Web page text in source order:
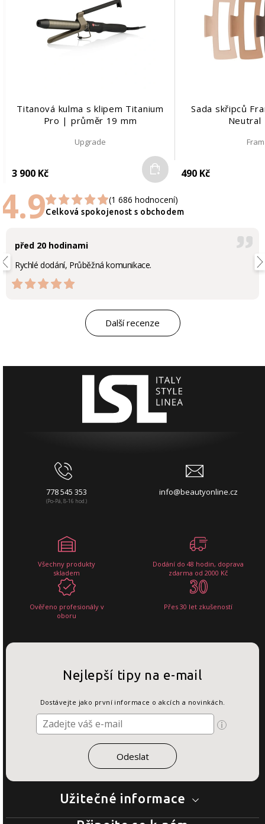
Titanová kulma s klipem Titanium
Pro | průměr 19 mm
Upgrade
3 900 Kč Do košíku
Sada skřipců
490 Kč
4.9 (1 686 hodnocení)
Celková spokojenost s obchodem
před 20 hodinami
Rychlé dodání, Průběžná komunikace.
Další recenze
778 545 353
(Po-Pá, 8-16 hod.)
info@beautyonline.cz
Všechny produkty
skladem
Dodání do 48 hodin, doprava
zdarma od 2000 Kč
Ověřeno profesionály v
oboru
Přes 30 let zkušeností
Užitečné informace
Nejlepší tipy na e-mail
Dostávejte jako první informace o akcích a novinkách.